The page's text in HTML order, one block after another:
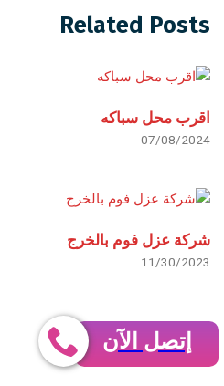
Related Posts
اقرب محل سباكه
07/08/2024
شركة عزل فوم بالخرج
11/30/2023
إتصل الآن